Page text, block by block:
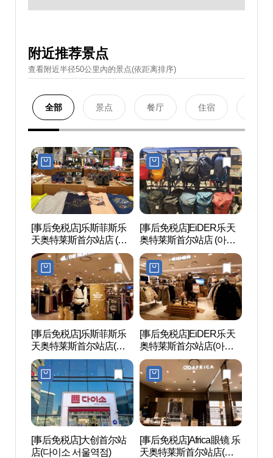
附近推荐景点
查看附近半径50公里內的景点(依距离排序)
全部 景点 餐厅 住宿
[事后免税店]乐斯菲斯乐
天奥特莱斯首尔站店 (노
스페이스 롯데서울역)
[事后免税店]EiDER乐天
奥特莱斯首尔站店 (아이
더 롯데서울역)
[事后免税店]乐斯菲斯乐
天奥特莱斯首尔站店(노
스페이스 롯데아울렛 서
울역점)
[事后免税店]EiDER乐天
奥特莱斯首尔站店(아이
더 롯데아울렛 서울역점)
[事后免税店]大创首尔站
店(다이소 서울역점)
[事后免税店]Africa眼镜 乐
天奥特莱斯首尔站店(아